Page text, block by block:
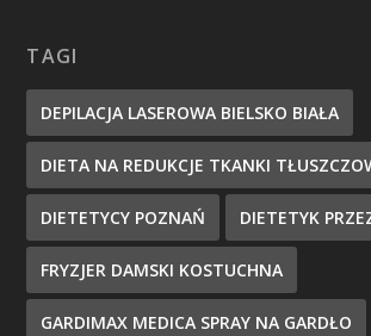
TAGI
DEPILACJA LASEROWA BIELSKO BIAŁA
DIETA NA REDUKCJE TKANKI
DIETETYCY POZNAŃ DIETETYK
FRYZJER DAMSKI KOSTUCHNA
GARDIMAX MEDICA SPRAY NA GARDŁO